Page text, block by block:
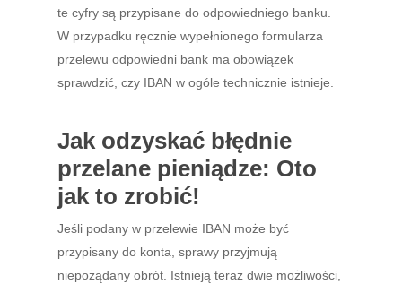
te cyfry są przypisane do odpowiedniego banku.
W przypadku ręcznie wypełnionego formularza
przelewu odpowiedni bank ma obowiązek
sprawdzić, czy IBAN w ogóle technicznie istnieje.
Jak odzyskać błędnie
przelane pieniądze: Oto
jak to zrobić!
Jeśli podany w przelewie IBAN może być
przypisany do konta, sprawy przyjmują
niepożądany obrót. Istnieją teraz dwie możliwości,